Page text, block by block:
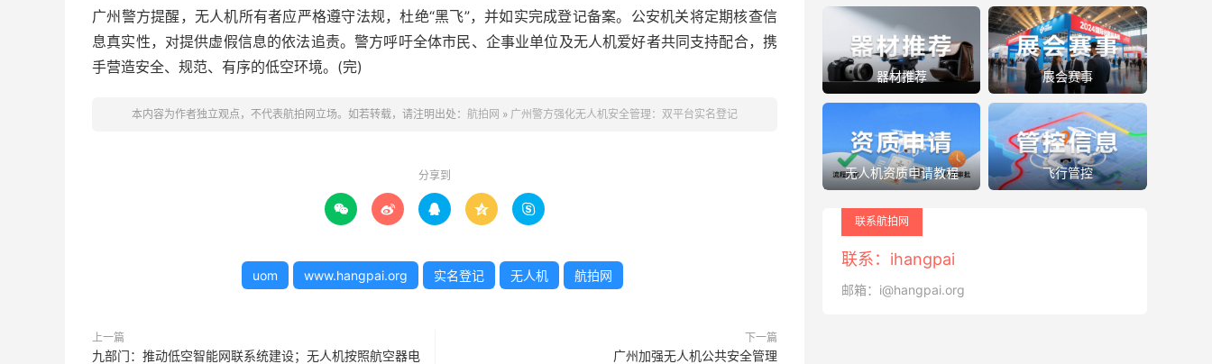
广州警方提醒，无人机所有者应严格遵守法规，杜绝“黑飞”，并如实完成登记备案。公安机关将定期核查信
息真实性，对提供虚假信息的依法追责。警方呼吁全体市民、企事业单位及无人机爱好者共同支持配合，携
手营造安全、规范、有序的低空环境。(完)
本内容为作者独立观点，不代表航拍网立场。如若转载，请注明出处： 航拍网 » 广州警方强化无人机安全管理：双平台实名登记
分享到
    
uom www.hangpai.org 实名登记 无人机 航拍网
上一篇
九部门：推动低空智能网联系统建设；无人机按照航空器电
下一篇
广州加强无人机公共安全管理
器材推荐 展会赛事
无人机资质申请教程 飞行管控
联系航拍网
联系：ihangpai
邮箱：i@hangpai.org